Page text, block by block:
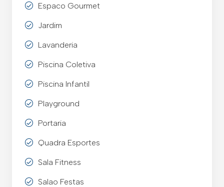
Espaco Gourmet
Jardim
Lavanderia
Piscina Coletiva
Piscina Infantil
Playground
Portaria
Quadra Esportes
Sala Fitness
Salao Festas